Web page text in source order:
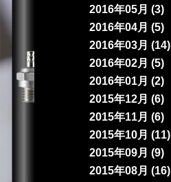
2016年05月 (3)
2016年04月 (5)
2016年03月 (14)
2016年02月 (5)
2016年01月 (2)
2015年12月 (6)
2015年11月 (6)
2015年10月 (11)
2015年09月 (9)
2015年08月 (16)